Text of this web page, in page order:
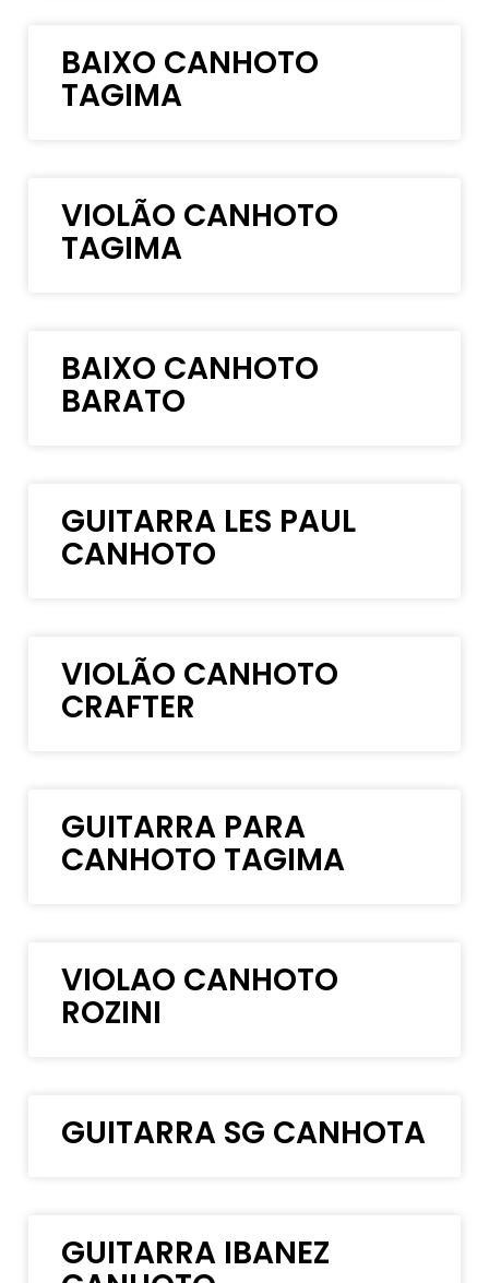
BAIXO CANHOTO
TAGIMA
VIOLÃO CANHOTO
TAGIMA
BAIXO CANHOTO
BARATO
GUITARRA LES PAUL
CANHOTO
VIOLÃO CANHOTO
CRAFTER
GUITARRA PARA
CANHOTO TAGIMA
VIOLAO CANHOTO
ROZINI
GUITARRA SG CANHOTA
GUITARRA IBANEZ